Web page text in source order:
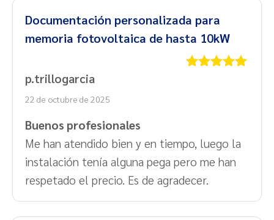
Documentación personalizada para
memoria fotovoltaica de hasta 10kW
p.trillogarcia
22 de octubre de 2025
Buenos profesionales
Me han atendido bien y en tiempo, luego la
instalación tenía alguna pega pero me han
respetado el precio. Es de agradecer.